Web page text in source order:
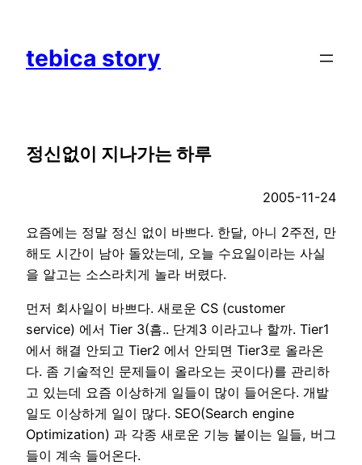
content
tebica story
정신없이 지나가는 하루
2005-11-24
요즘에는 정말 정신 없이 바쁘다. 한달, 아니 2주전, 만
해도 시간이 남아 돌았는데, 오늘 수요일이라는 사실
을 알고는 소스라치게 놀라 버렸다.
먼저 회사일이 바쁘다. 새로운 CS (customer
service) 에서 Tier 3(흠.. 단계3 이라고나 할까. Tier1
에서 해결 안되고 Tier2 에서 안되면 Tier3로 올라온
다. 좀 기술적인 문제들이 올라오는 곳이다)를 관리하
고 있는데 요즘 이상하게 일들이 많이 들어온다. 개발
일도 이상하게 일이 많다. SEO(Search engine
Optimization) 과 각종 새로운 기능 붙이는 일들, 버그
들이 계속 들어온다.